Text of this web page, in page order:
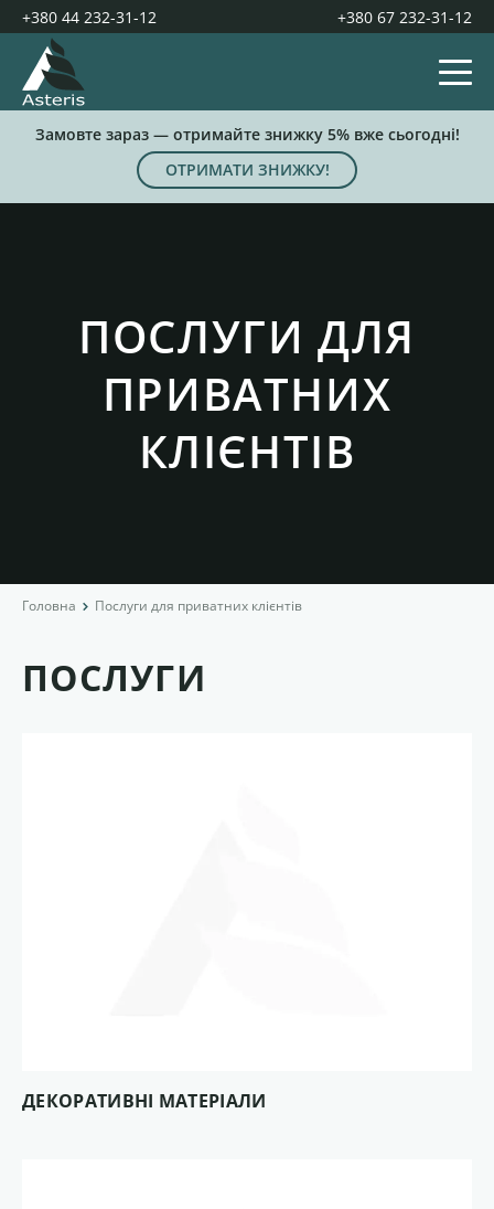
+380 44 232-31-12 +380 67 232-31-12
Замовте зараз — отримайте знижку 5% вже сьогодні!
ОТРИМАТИ ЗНИЖКУ!
ПОСЛУГИ ДЛЯ
ПРИВАТНИХ
КЛІЄНТІВ
Головна Послуги для приватних клієнтів
ПОСЛУГИ
ДЕКОРАТИВНІ МАТЕРІАЛИ